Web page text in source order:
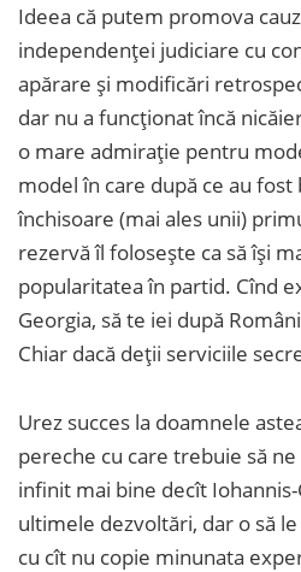
Ideea că putem promova
independenței judiciare cu
apărare și modificări
dar nu a funcționat încă
o mare admirație pentru
model în care după ce au fost
închisoare (mai ales unii)
rezervă îl folosește ca să își
popularitatea în partid. Cînd
Georgia, să te iei după
Chiar dacă deții serviciile
Urez succes la doamnele
pereche cu care trebuie să
infinit mai bine decît
ultimele dezvoltări, dar o să
cu cît nu copie minunata